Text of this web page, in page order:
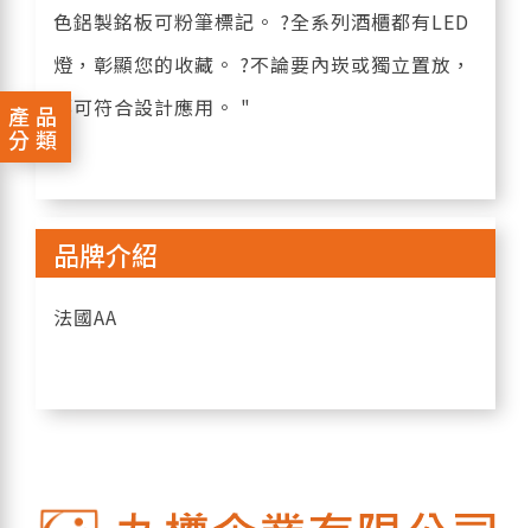
產品
分類
色鋁製銘板可粉筆標記。 ?全系列酒櫃都有LED
燈，彰顯您的收藏。 ?不論要內崁或獨立置放，
都可符合設計應用。 "
品牌介紹
法國AA